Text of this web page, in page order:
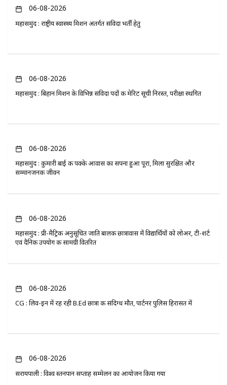
06-08-2026
महासमुंद : राष्ट्रीय स्वास्थ्य मिशन अंतर्गत संविदा भर्ती हेतु
06-08-2026
महासमुंद : बिहान मिशन के विभिन्न संविदा पदों की मेरिट सूची निरस्त, परीक्षा स्थगित
06-08-2026
महासमुंद : कुमारी बाई की पक्के आवास का सपना हुआ पूरा, मिला सुरक्षित और
सम्मानजनक जीवन
06-08-2026
महासमुंद : प्री-मैट्रिक अनुसूचित जाति बालक छात्रावास में विद्यार्थियों को लोअर, टी-शर्ट
एवं दैनिक उपयोग की सामग्री वितरित
06-08-2026
CG : लिव-इन में रह रही B.Ed छात्रा की संदिग्ध मौत, पार्टनर पुलिस हिरासत में
06-08-2026
सरायपाली : विश्व स्तनपान सप्ताह सम्मेलन का आयोजन किया गया